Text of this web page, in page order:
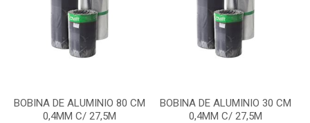
BOBINA DE ALUMINIO 80 CM
0,4MM C/ 27,5M
BOBINA DE ALUMINIO 30 CM
0,4MM C/ 27,5M